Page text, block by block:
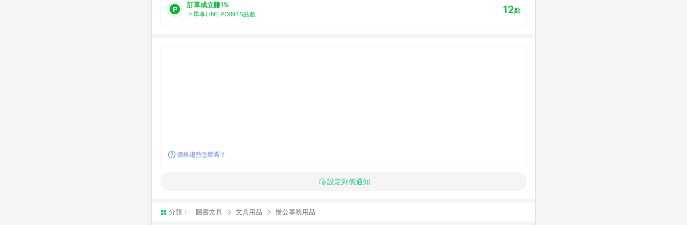
訂單成立賺1%
下單享LINE POINTS點數 12點
價格趨勢怎麼看？
設定到價通知
分類： 圖書文具 文具用品 辦公事務用品